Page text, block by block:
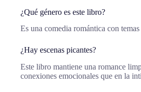
¿Qué género es este libro?
Es una comedia romántica con
¿Hay escenas picantes?
Este libro mantiene una romance
conexiones emocionales que en la